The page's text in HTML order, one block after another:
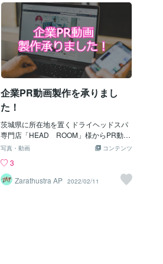
集・動画制作に関するご依頼となってい
ます。有難いことに、ゴールドランクも
頂いて、順調にお取引頂いている状況と
なっています。では、今回のテーマです
が「動画配信についての考察」という感
じで書いていこうと思います。ぜひお付
き合いの程宜しくお願いします。１．動
画コンテンツの拡大参照：【最新版】動
画市場の「今」を知る10のデータ集今ま
でのメディアというと、テレビ、新聞、
ラジオというのが3大メディアでしたが、
現在ではYoutubeやNetflix、そして各種S
NSというコンテンツに様変わりしまし
た。もちろん、今でもテレビ・新聞・ラ
合で行けば先ほどの新世代コンテンツに
押されている状況です。また、スマート
フォンの普及も拍車を掛けました。ネッ
企業PR動画製作を承りまし
た！
茨城県に所在地を置くドライヘッドスパ
専門店「HEAD ROOM」様からPR動画
の製作ご依頼を承りました！今回はお客
納品となりました。Youtubeでの投稿を
お考えとの事でしたので、１６：９のフ
ルHDで、出来るだけサービス内容がイメ
コンテンツ
写真・動画
3
Zarathustra AP 2022/02/11